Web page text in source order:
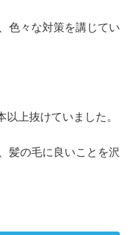
色々な対策を講じてい
上抜けていました。
髪の毛に良いことを沢